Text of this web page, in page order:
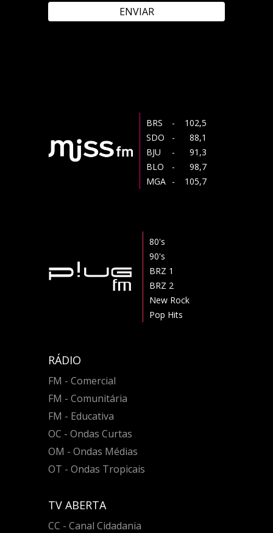
ENVIAR
BRS
- 102,5
SDO
- 88,1
BJU
- 91,3
BLO
- 98,7
MGA - 105,7
80's
90's
BRZ 1
BRZ 2
New Rock
Pop Hits
RÁDIO
FM - Comercial
FM - Comunitária
FM - Educativa
OC - Ondas Curtas
OM - Ondas Médias
OT - Ondas Tropicais
TV ABERTA
CC - Canal Cidadania